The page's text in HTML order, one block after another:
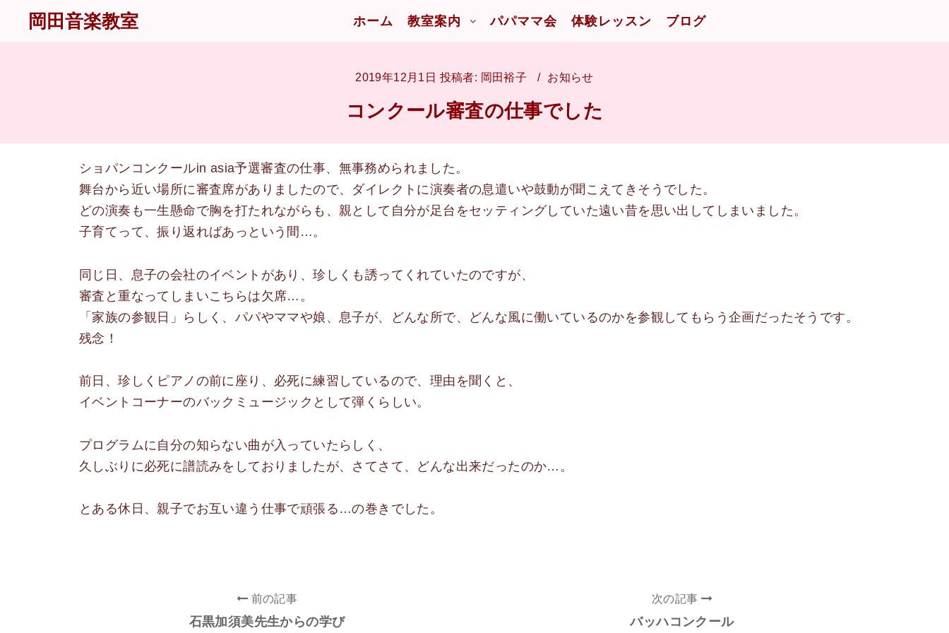
岡田音楽教室 ホーム 教室案内 パパママ会 体験レッスン ブログ
2019年12月1日 投稿者: 岡田裕子 お知らせ
コンクール審査の仕事でした
ショパンコンクールin asia予選審査の仕事、無事務められました。
舞台から近い場所に審査席がありましたので、ダイレクトに演奏者の息遣いや鼓動が聞こえてきそうでした。
どの演奏も一生懸命で胸を打たれながらも、親として自分が足台をセッティングしていた遠い昔を思い出してしまいました。
子育てって、振り返ればあっという間…。
同じ日、息子の会社のイベントがあり、珍しくも誘ってくれていたのですが、
審査と重なってしまいこちらは欠席…。
「家族の参観日」らしく、パパやママや娘、息子が、どんな所で、どんな風に働いているのかを参観してもらう企画だったそうです。
残念！
前日、珍しくピアノの前に座り、必死に練習しているので、理由を聞くと、
イベントコーナーのバックミュージックとして弾くらしい。
プログラムに自分の知らない曲が入っていたらしく、
久しぶりに必死に譜読みをしておりましたが、さてさて、どんな出来だったのか…。
とある休日、親子でお互い違う仕事で頑張る…の巻きでした。
前の記事
石黒加須美先生からの学び
次の記事
バッハコンクール